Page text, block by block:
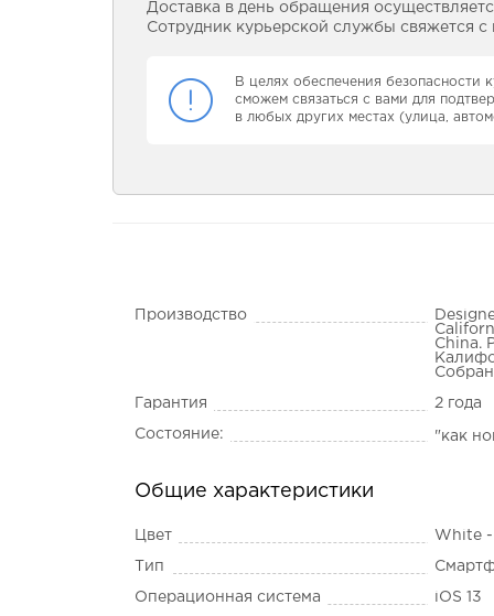
Доставка в день обращения
Сотрудник курьерской службы свяжется с
В целях обеспечения безопасности
сможем связаться с вами для
в любых других местах (улица,
Производство
China.
Гарантия 2 года
Состояние: "как
Общие характеристики
Цвет White
Тип
Операционная система iOS 13